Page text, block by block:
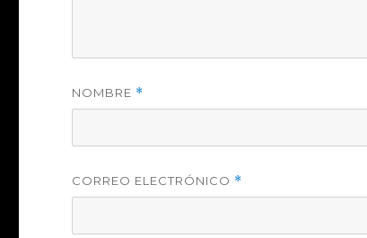
NOMBRE *
CORREO ELECTRÓNICO *